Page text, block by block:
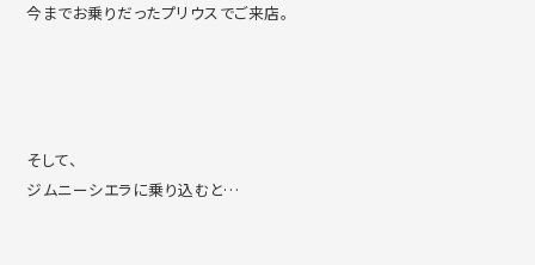
今までお乗りだったプリウスでご来店。
そして、
ジムニーシエラに乗り込むと…